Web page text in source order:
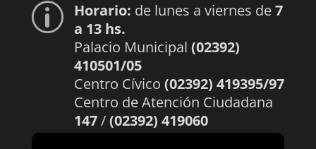
p Horario: de lunes a viernes de7
a 13 hs.
Palacio Municipal (02392)
410501/05
Centro Cívico (02392) 419395/97
Centro de Atención Ciudadana
147/(02392) 419060